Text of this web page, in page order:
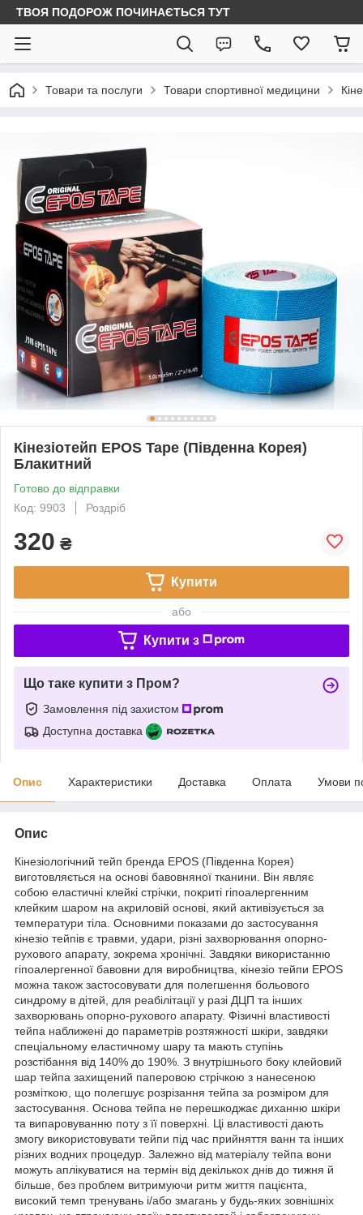
ТВОЯ ПОДОРОЖ ПОЧИНАЄТЬСЯ ТУТ
Товари та послуги Товари спортивної медицини
Кінезіотейп EPOS Tape (Південна Корея)
Блакитний
Готово до відправки
Код: 9903
Роздріб
320 ₴
Купити
або
Купити з
Що таке купити з Пром?
Замовлення під захистом
Доступна доставка
Опис Характеристики Доставка Оплата Умови
Опис
Кінезіологічний тейп бренда EPOS (Південна Корея)
виготовляється на основі бавовняної тканини. Він являє
собою еластичні клейкі стрічки, покриті гіпоалергенним
клейким шаром на акриловій основі, який активізується за
температури тіла. Основними показами до застосування
кінезіо тейпів є травми, удари, різні захворювання опорно-
рухового апарату, зокрема хронічні. Завдяки використанню
гіпоалергенної бавовни для виробництва, кінезіо тейпи EPOS
можна також застосовувати для полегшення больового
синдрому в дітей, для реабілітації у разі ДЦП та інших
захворювань опорно-рухового апарату. Фізичні властивості
тейпа наближені до параметрів розтяжності шкіри, завдяки
спеціальному еластичному шару та мають ступінь
розстібання від 140% до 190%. З внутрішнього боку клейовий
шар тейпа захищений паперовою стрічкою з нанесеною
розміткою, що полегшує розрізання тейпа за розміром для
застосування. Основа тейпа не перешкоджає диханню шкіри
та випаровуванню поту з її поверхні. Ці властивості дають
змогу використовувати тейпи під час прийняття ванн та інших
різних водних процедур. Залежно від матеріалу тейпа вони
можуть аплікуватися на термін від декількох днів до тижня й
більше, без проблем витримуючи ритм життя пацієнта,
високий темп тренувань і/або змагань у будь-яких зовнішніх